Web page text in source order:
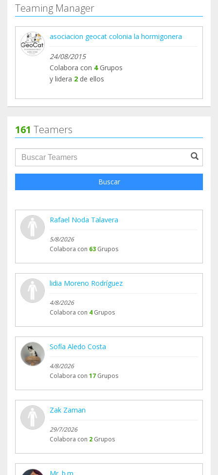
Teaming Manager
asociacion geocat colonia la hormigonera
24/08/2015
Colabora con 4Grupos
y lidera 2 de ellos
161 Teamers
groupProfile.searchForm.search.text???
Buscar
Rafael Noda Talavera
5/8/2026
Colabora con 63 Grupos
lidia Moreno Rodríguez
4/8/2026
Colabora con 4 Grupos
Sofía Aledo Costa
4/8/2026
Colabora con 17 Grupos
Zak Zaman
29/7/2026
Colabora con 2 Grupos